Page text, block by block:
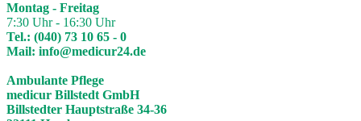
Montag - Freitag
7:30 Uhr - 16:30 Uhr
Tel.: (040) 73 10 65 - 0
Mail: info@medicur24.de
Ambulante Pflege
medicur Billstedt GmbH
Billstedter Hauptstraße 34-36